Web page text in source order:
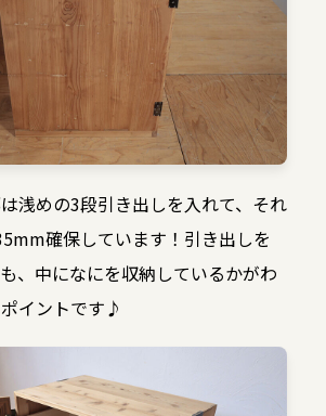
浅めの3段引き出しを入れて、それ
確保しています！引き出しを
、中になにを収納しているかがわ
イントです♪